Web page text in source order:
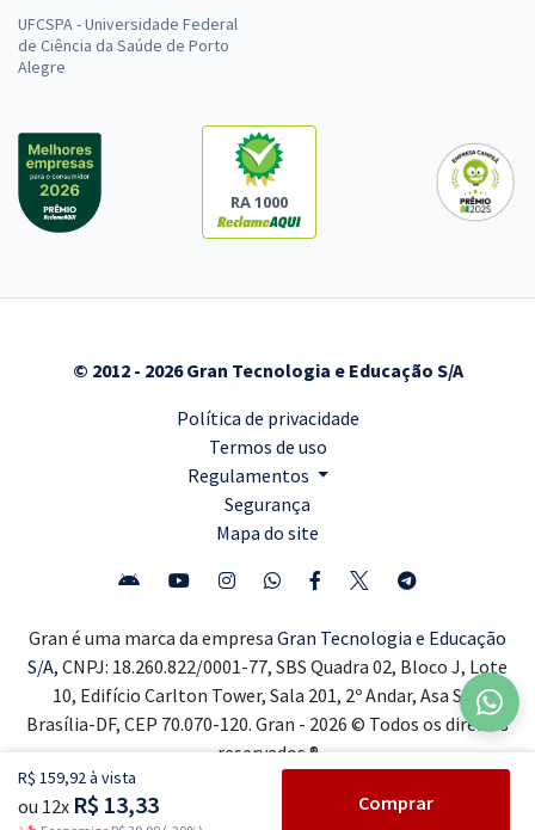
R$ 159,92 à vista
ou 12x R$ 13,33 Comprar
UFCSPA - Universidade Federal
de Ciência da Saúde de Porto
Alegre
RA 1000
© 2012 - 2026 Gran Tecnologia e Educação S/A
Política de privacidade
Termos de uso
Regulamentos
Segurança
Mapa do site
Gran é uma marca da empresa Gran Tecnologia e Educação
S/A, CNPJ: 18.260.822/0001-77, SBS Quadra 02, Bloco J, Lote
10, Edifício Carlton Tower, Sala 201, 2º Andar, Asa Sul,
Brasília-DF, CEP 70.070-120. Gran - 2026 © Todos os direitos
reservados ®